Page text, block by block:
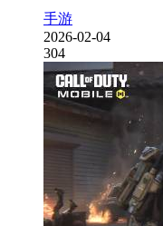
手游
2026-02-04
304